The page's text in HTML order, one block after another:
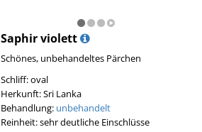
Saphir violett
Schönes, unbehandeltes Pärchen
Schliff: oval
Herkunft: Sri Lanka
Behandlung: unbehandelt
Reinheit: sehr deutliche Einschlüsse